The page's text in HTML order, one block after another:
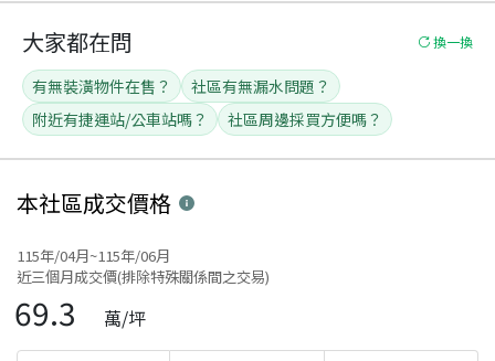
大家都在問 換一換
有無裝潢物件在售？
社區有無漏水問題？
附近有捷運站/公車站嗎？
社區周邊採買方便嗎？
本社區成交價格
115年/04月~115年/06月
近三個月成交價(排除特殊關係間之交易)
69.3 萬/坪